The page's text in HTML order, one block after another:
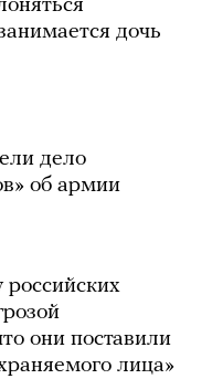
дочь
дело
об армии
они поставили
лица»